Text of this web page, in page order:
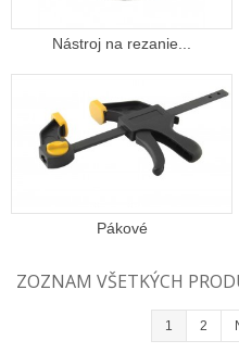
Nástroj na rezanie...
Pákové
ZOZNAM VŠETKÝCH
1 2